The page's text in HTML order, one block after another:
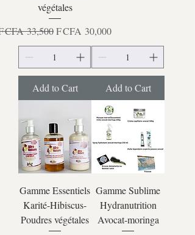
végétales
Price
CFA 33,500Sale Price
F CFA 30,000
Add to Cart Add to Cart
Gamme Essentiels
Karité-Hibiscus-
Poudres végétales
Gamme Sublime
Hydranutrition
Avocat-moringa